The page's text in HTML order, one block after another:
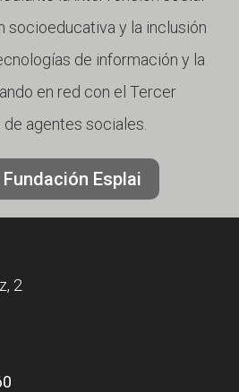
socioeducativa y la inclusión
de información y la
en red con el Tercer
agentes sociales.
Esplai
2